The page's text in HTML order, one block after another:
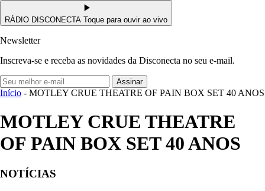
RÁDIO DISCONECTA Toque para ouvir ao vivo
Newsletter
Inscreva-se e receba as novidades da Disconecta no seu e-mail.
Assinar
Início - MOTLEY CRUE THEATRE OF PAIN BOX SET 40 ANOS
MOTLEY CRUE THEATRE
OF PAIN BOX SET 40 ANOS
NOTÍCIAS